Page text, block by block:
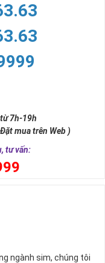
7h-19h
mua trên Web )
tư vấn:
ngành sim, chúng tôi